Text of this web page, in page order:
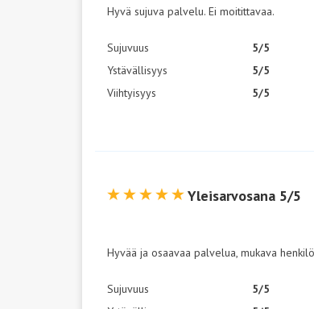
Hyvä sujuva palvelu. Ei moitittavaa.
Sujuvuus
Ystävällisyys
Viihtyisyys
5/5
5/5
5/5
Yleisarvosana 5/5
Hyvää ja osaavaa palvelua, mukava
Sujuvuus
5/5